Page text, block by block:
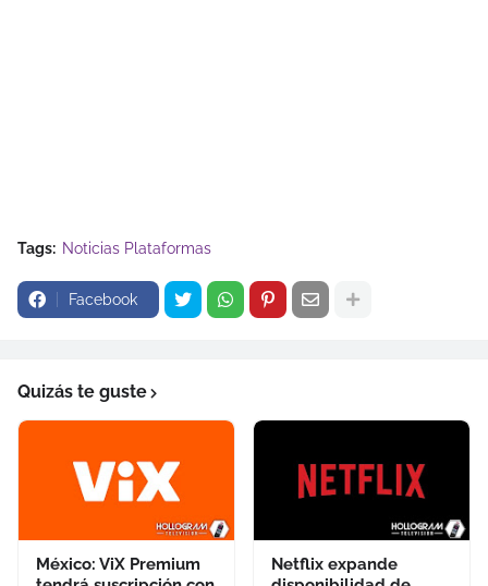
Tags: Noticias Plataformas
Facebook
Quizás te guste
México: ViX Premium
Netflix expande